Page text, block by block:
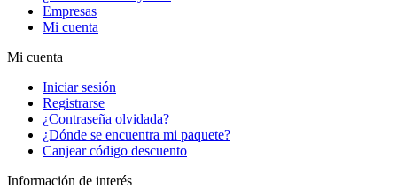
Empresas
Mi cuenta
Mi cuenta
Iniciar sesión
Registrarse
¿Contraseña olvidada?
¿Dónde se encuentra mi paquete?
Canjear código descuento
Información de interés